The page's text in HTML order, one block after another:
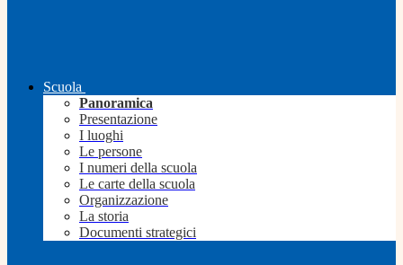
Scuola
Panoramica
Presentazione
I luoghi
Le persone
I numeri della scuola
Le carte della scuola
Organizzazione
La storia
Documenti strategici